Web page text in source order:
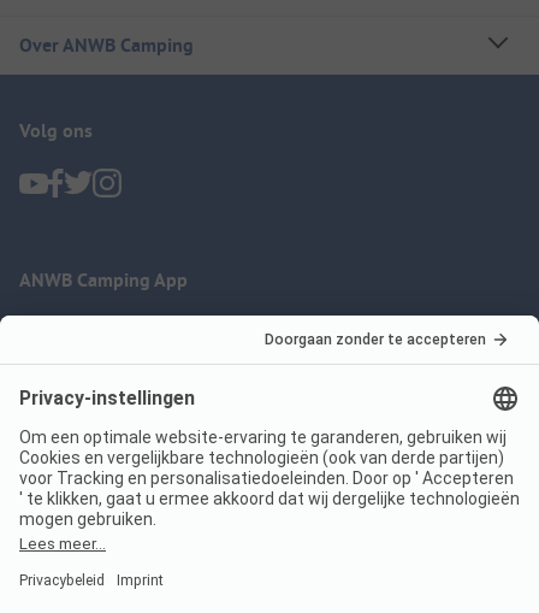
Over ANWB Camping
Volg ons
ANWB Camping App
Imprint
Jouw privacy
Voorwaarden
Wet digitale diensten